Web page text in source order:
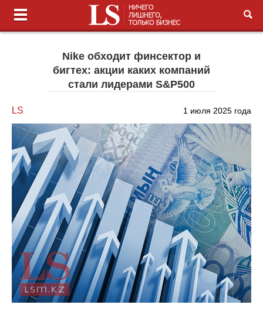
Nike обходит финсектор и
бигтех: акции каких компаний
стали лидерами S&P500
LS 1 июля 2025 года